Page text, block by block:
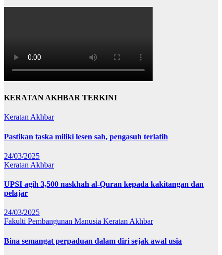
KERATAN AKHBAR TERKINI
Keratan Akhbar
Pastikan taska miliki lesen sah, pengasuh terlatih
24/03/2025
Keratan Akhbar
UPSI agih 3,500 naskhah al-Quran kepada kakitangan dan
pelajar
24/03/2025
Fakulti Pembangunan Manusia Keratan Akhbar
Bina semangat perpaduan dalam diri sejak awal usia